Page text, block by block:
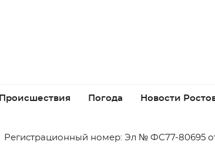
Происшествия Погода Новости
Регистрационный номер: Эл № ФС77-80695